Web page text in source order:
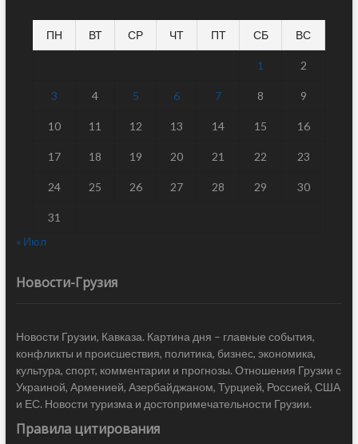
ПН ВТ СР ЧТ ПТ СБ ВС
1 2
3 4 5 6 7 8 9
10 11 12 13 14 15 16
17 18 19 20 21 22 23
24 25 26 27 28 29 30
31
« Июл
Новости-Грузия
Новости Грузии, Кавказа. Картина дня – главные события,
конфликты и происшествия, политика, бизнес, экономика,
культура, спорт, комментарии и прогнозы. Отношения Грузии с
Украиной, Арменией, Азербайджаном, Турцией, Россией, США
и ЕС. Новости туризма и достопримечательности Грузии.
Правила цитирования